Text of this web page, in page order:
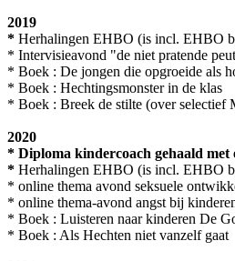
2019
* Herhalingen EHBO (is incl. EHBO
* Intervisieavond "de niet pratende
* Boek : De jongen die opgroeide als
* Boek : Hechtingsmonster in de klas
* Boek : Breek de stilte (over selectief
2020
* Diploma kindercoach gehaald met
* Herhalingen EHBO (is incl. EHBO
* online thema avond seksuele
* online thema-avond angst bij
* Boek : Luisteren naar kinderen De
* Boek : Als Hechten niet vanzelf gaat